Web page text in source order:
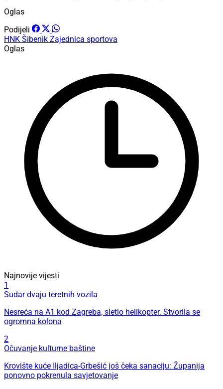
Oglas
Podijeli
HNK Šibenik Zajednica sportova
Oglas
Najnovije vijesti
1
Sudar dvaju teretnih vozila
Nesreća na A1 kod Zagreba, sletio helikopter. Stvorila se
ogromna kolona
2
Očuvanje kulturne baštine
Krovište kuće Iljadica-Grbešić još čeka sanaciju: Županija
ponovno pokrenula savjetovanje